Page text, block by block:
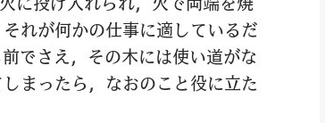
れが何かの仕事に適しているだ
でさえ，その木には使い道がな
まったら，なおのこと役に立た